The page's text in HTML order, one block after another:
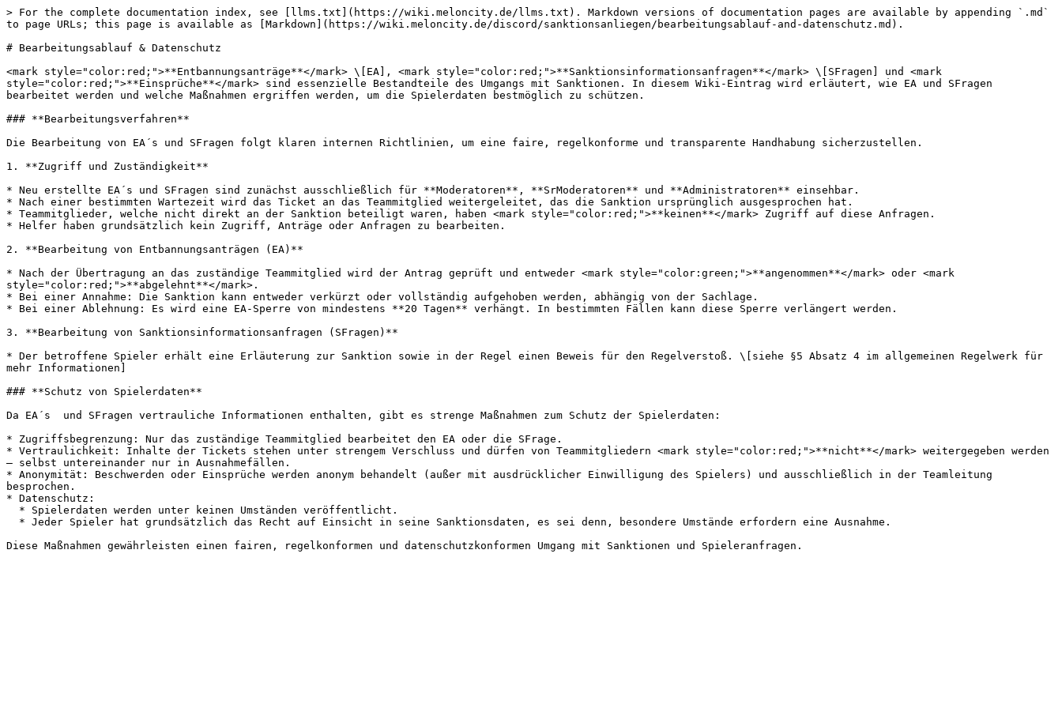
> For the complete documentation index, see [llms.txt](https://wiki.meloncity.de/llms.txt). Markdown versions of documentation pages are available by appending `.md`
to page URLs; this page is available as [Markdown](https://wiki.meloncity.de/discord/sanktionsanliegen/bearbeitungsablauf-and-datenschutz.md).
# Bearbeitungsablauf & Datenschutz
<mark style="color:red;">**Entbannungsanträge**</mark> \[EA], <mark style="color:red;">**Sanktionsinformationsanfragen**</mark> \[SFragen] und <mark
style="color:red;">**Einsprüche**</mark> sind essenzielle Bestandteile des Umgangs mit Sanktionen. In diesem Wiki-Eintrag wird erläutert, wie EA und SFragen
bearbeitet werden und welche Maßnahmen ergriffen werden, um die Spielerdaten bestmöglich zu schützen.
### **Bearbeitungsverfahren**
Die Bearbeitung von EA´s und SFragen folgt klaren internen Richtlinien, um eine faire, regelkonforme und transparente Handhabung sicherzustellen.
1. **Zugriff und Zuständigkeit**
* Neu erstellte EA´s und SFragen sind zunächst ausschließlich für **Moderatoren**, **SrModeratoren** und **Administratoren** einsehbar.
* Nach einer bestimmten Wartezeit wird das Ticket an das Teammitglied weitergeleitet, das die Sanktion ursprünglich ausgesprochen hat.
* Teammitglieder, welche nicht direkt an der Sanktion beteiligt waren, haben <mark style="color:red;">**keinen**</mark> Zugriff auf diese Anfragen.
* Helfer haben grundsätzlich kein Zugriff, Anträge oder Anfragen zu bearbeiten.
2. **Bearbeitung von Entbannungsanträgen (EA)**
* Nach der Übertragung an das zuständige Teammitglied wird der Antrag geprüft und entweder <mark style="color:green;">**angenommen**</mark> oder <mark
style="color:red;">**abgelehnt**</mark>.
* Bei einer Annahme: Die Sanktion kann entweder verkürzt oder vollständig aufgehoben werden, abhängig von der Sachlage.
* Bei einer Ablehnung: Es wird eine EA-Sperre von mindestens **20 Tagen** verhängt. In bestimmten Fällen kann diese Sperre verlängert werden.
3. **Bearbeitung von Sanktionsinformationsanfragen (SFragen)**
* Der betroffene Spieler erhält eine Erläuterung zur Sanktion sowie in der Regel einen Beweis für den Regelverstoß. \[siehe §5 Absatz 4 im allgemeinen Regelwerk für
mehr Informationen]
### **Schutz von Spielerdaten**
Da EA´s  und SFragen vertrauliche Informationen enthalten, gibt es strenge Maßnahmen zum Schutz der Spielerdaten:
* Zugriffsbegrenzung: Nur das zuständige Teammitglied bearbeitet den EA oder die SFrage.
* Vertraulichkeit: Inhalte der Tickets stehen unter strengem Verschluss und dürfen von Teammitgliedern <mark style="color:red;">**nicht**</mark> weitergegeben werden
– selbst untereinander nur in Ausnahmefällen.
* Anonymität: Beschwerden oder Einsprüche werden anonym behandelt (außer mit ausdrücklicher Einwilligung des Spielers) und ausschließlich in der Teamleitung
besprochen.
* Datenschutz: